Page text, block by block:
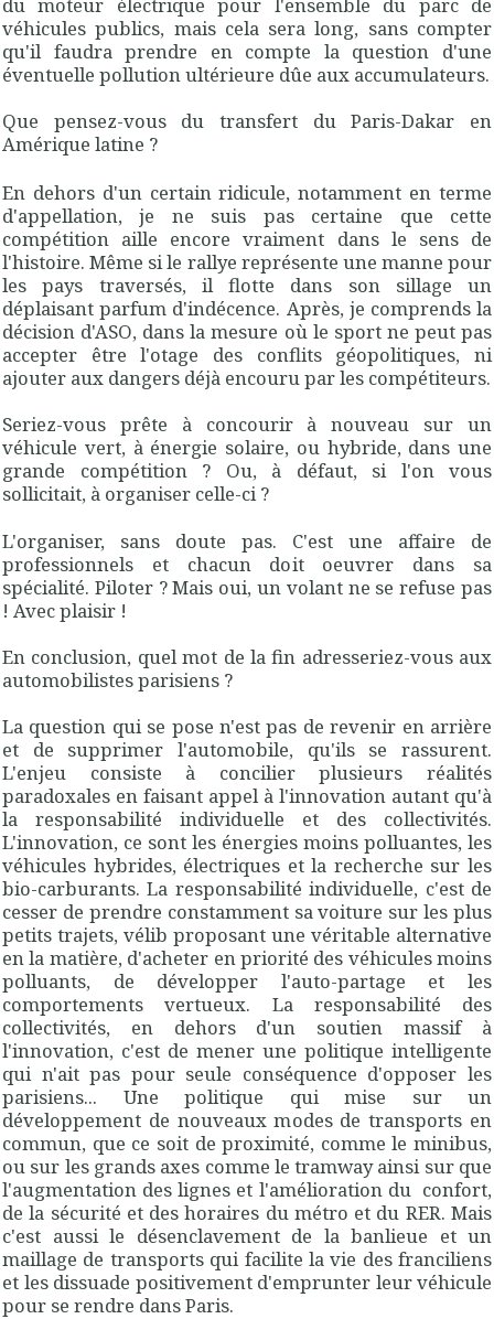
du moteur électrique pour l'ensemble du parc de
véhicules publics, mais cela sera long, sans compter
qu'il faudra prendre en compte la question d'une
éventuelle pollution ultérieure dûe aux accumulateurs.
Que pensez-vous du transfert du Paris-Dakar en
Amérique latine ?
En dehors d'un certain ridicule, notamment en terme
d'appellation, je ne suis pas certaine que cette
compétition aille encore vraiment dans le sens de
l'histoire. Même si le rallye représente une manne pour
les pays traversés, il flotte dans son sillage un
déplaisant parfum d'indécence. Après, je comprends la
décision d'ASO, dans la mesure où le sport ne peut pas
accepter être l'otage des conflits géopolitiques, ni
ajouter aux dangers déjà encouru par les compétiteurs.
Seriez-vous prête à concourir à nouveau sur un
véhicule vert, à énergie solaire, ou hybride, dans une
grande compétition ? Ou, à défaut, si l'on vous
sollicitait, à organiser celle-ci ?
L'organiser, sans doute pas. C'est une affaire de
professionnels et chacun doit oeuvrer dans sa
spécialité. Piloter ? Mais oui, un volant ne se refuse pas
! Avec plaisir !
En conclusion, quel mot de la fin adresseriez-vous aux
automobilistes parisiens ?
La question qui se pose n'est pas de revenir en arrière
et de supprimer l'automobile, qu'ils se rassurent.
L'enjeu consiste à concilier plusieurs réalités
paradoxales en faisant appel à l'innovation autant qu'à
la responsabilité individuelle et des collectivités.
L'innovation, ce sont les énergies moins polluantes, les
véhicules hybrides, électriques et la recherche sur les
bio-carburants. La responsabilité individuelle, c'est de
cesser de prendre constamment sa voiture sur les plus
petits trajets, vélib proposant une véritable alternative
en la matière, d'acheter en priorité des véhicules moins
polluants, de développer l'auto-partage et les
comportements vertueux. La responsabilité des
collectivités, en dehors d'un soutien massif à
l'innovation, c'est de mener une politique intelligente
qui n'ait pas pour seule conséquence d'opposer les
parisiens... Une politique qui mise sur un
développement de nouveaux modes de transports en
commun, que ce soit de proximité, comme le minibus,
ou sur les grands axes comme le tramway ainsi sur que
l'augmentation des lignes et l'amélioration du confort,
de la sécurité et des horaires du métro et du RER. Mais
c'est aussi le désenclavement de la banlieue et un
maillage de transports qui facilite la vie des franciliens
et les dissuade positivement d'emprunter leur véhicule
pour se rendre dans Paris.